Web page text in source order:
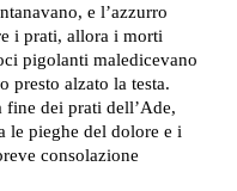
e l’azzurro
i prati, allora i morti
pigolanti maledicevano
presto alzato la testa.
fine dei prati dell’Ade,
le pieghe del dolore e i
consolazione